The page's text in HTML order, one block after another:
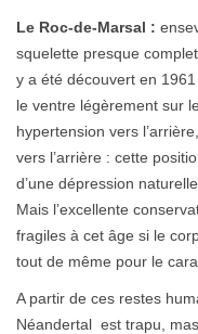
Le Roc-de-Marsal :
squelette presque
y a été découvert en
le ventre légèrement sur
hypertension vers
vers l’arrière : cette
d’une dépression
Mais l’excellente
fragiles à cet âge si le
tout de même pour le
A partir de ces restes
Néandertal est trapu,